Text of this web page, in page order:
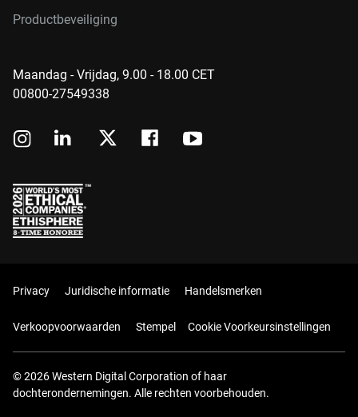
Productbeveiliging
Maandag - Vrijdag, 9.00 - 18.00 CET
00800-27549338
Privacy Juridische informatie Handelsmerken
Verkoopvoorwaarden Stempel Cookie Voorkeursinstellingen
© 2026 Western Digital Corporation of haar
dochterondernemingen. Alle rechten voorbehouden.